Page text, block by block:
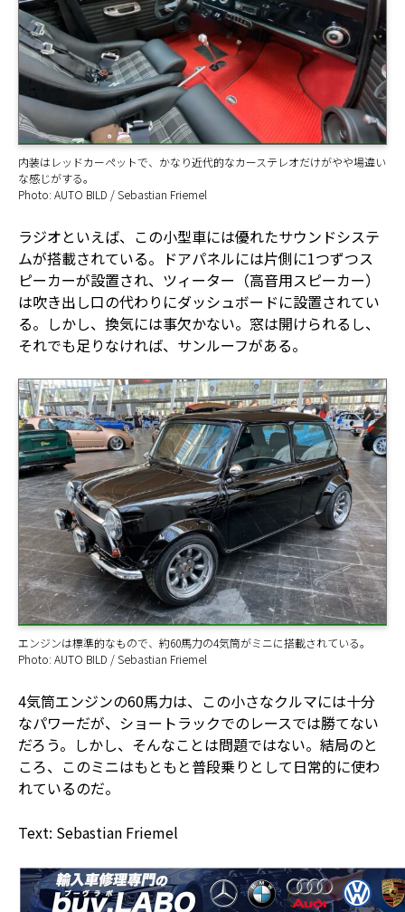
内装はレッドカーペットで、かなり近代的なカーステレオだけがやや場違い
な感じがする。
Photo: AUTO BILD / Sebastian Friemel
ラジオといえば、この小型車には優れたサウンドシステ
ムが搭載されている。ドアパネルには片側に1つずつス
ピーカーが設置され、ツィーター（高音用スピーカー）
は吹き出し口の代わりにダッシュボードに設置されてい
る。しかし、換気には事欠かない。窓は開けられるし、
それでも足りなければ、サンルーフがある。
エンジンは標準的なもので、約60馬力の4気筒がミニに搭載されている。
Photo: AUTO BILD / Sebastian Friemel
4気筒エンジンの60馬力は、この小さなクルマには十分
なパワーだが、ショートラックでのレースでは勝てない
だろう。しかし、そんなことは問題ではない。結局のと
ころ、このミニはもともと普段乗りとして日常的に使わ
れているのだ。
Text: Sebastian Friemel